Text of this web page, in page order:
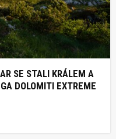
SE STALI KRÁLEM A
DOLOMITI EXTREME